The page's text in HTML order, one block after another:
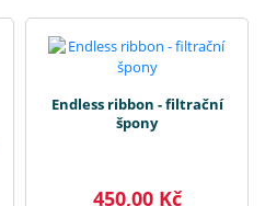
Endless ribbon - filtrační
špony
450,00 Kč